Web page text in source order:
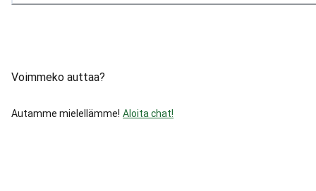
Voimmeko auttaa?
Autamme mielellämme! Aloita chat!